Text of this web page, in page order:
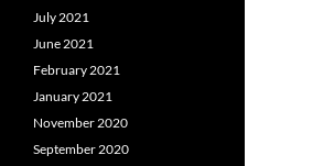
July 2021
June 2021
February 2021
January 2021
November 2020
September 2020